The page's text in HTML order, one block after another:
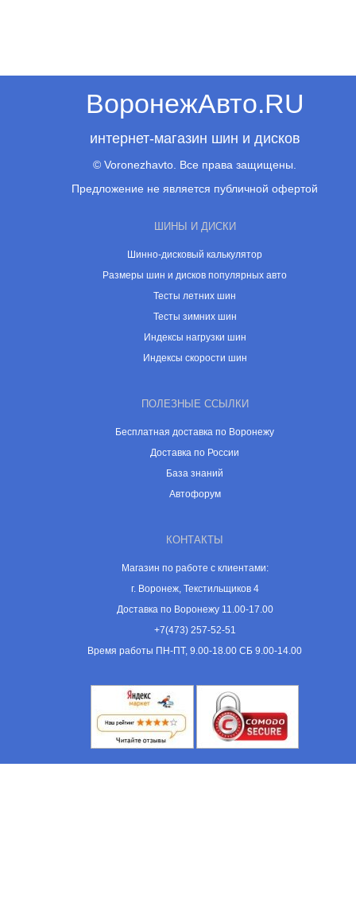
ВоронежАвто.RU
интернет-магазин шин и дисков
© Voronezhavto. Все права защищены.
Предложение не является публичной офертой
ШИНЫ И ДИСКИ
Шинно-дисковый калькулятор
Размеры шин и дисков популярных авто
Тесты летних шин
Тесты зимних шин
Индексы нагрузки шин
Индексы скорости шин
ПОЛЕЗНЫЕ ССЫЛКИ
Бесплатная доставка по Воронежу
Доставка по России
База знаний
Автофорум
КОНТАКТЫ
Магазин по работе с клиентами:
г. Воронеж, Текстильщиков 4
Доставка по Воронежу 11.00-17.00
+7(473) 257-52-51
Время работы ПН-ПТ, 9.00-18.00 СБ 9.00-14.00